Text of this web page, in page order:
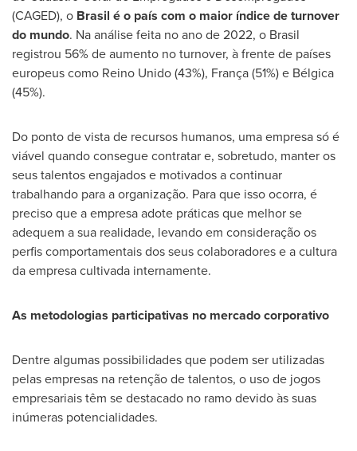
(CAGED), o Brasil é o país com o maior índice de turnover
do mundo. Na análise feita no ano de 2022, o Brasil
registrou 56% de aumento no turnover, à frente de países
europeus como Reino Unido (43%), França (51%) e Bélgica
(45%).
Do ponto de vista de recursos humanos, uma empresa só é
viável quando consegue contratar e, sobretudo, manter os
seus talentos engajados e motivados a continuar
trabalhando para a organização. Para que isso ocorra, é
preciso que a empresa adote práticas que melhor se
adequem a sua realidade, levando em consideração os
perfis comportamentais dos seus colaboradores e a cultura
da empresa cultivada internamente.
As metodologias participativas no mercado corporativo
Dentre algumas possibilidades que podem ser utilizadas
pelas empresas na retenção de talentos, o uso de jogos
empresariais têm se destacado no ramo devido às suas
inúmeras potencialidades.